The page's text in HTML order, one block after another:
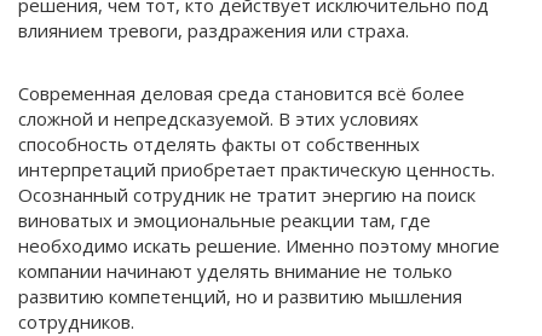
решения, чем тот, кто действует исключительно под
влиянием тревоги, раздражения или страха.
Современная деловая среда становится всё более
сложной и непредсказуемой. В этих условиях
способность отделять факты от собственных
интерпретаций приобретает практическую ценность.
Осознанный сотрудник не тратит энергию на поиск
виноватых и эмоциональные реакции там, где
необходимо искать решение. Именно поэтому многие
компании начинают уделять внимание не только
развитию компетенций, но и развитию мышления
сотрудников.